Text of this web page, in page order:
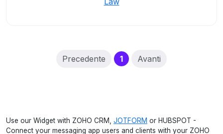
Precedente 1(current)
Avanti
Use our Widget with ZOHO CRM, JOTFORM or HUBSPOT -
Connect your messaging app users and clients with your ZOHO